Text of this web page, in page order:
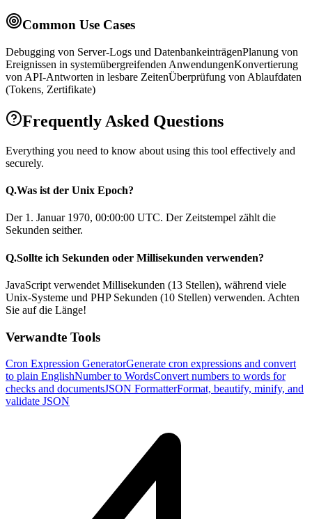
Common Use Cases
Debugging von Server-Logs und DatenbankeinträgenPlanung von
Ereignissen in systemübergreifenden AnwendungenKonvertierung
von API-Antworten in lesbare ZeitenÜberprüfung von Ablaufdaten
(Tokens, Zertifikate)
Frequently Asked Questions
Everything you need to know about using this tool effectively and
securely.
Q.Was ist der Unix Epoch?
Der 1. Januar 1970, 00:00:00 UTC. Der Zeitstempel zählt die
Sekunden seither.
Q.Sollte ich Sekunden oder Millisekunden verwenden?
JavaScript verwendet Millisekunden (13 Stellen), während viele
Unix-Systeme und PHP Sekunden (10 Stellen) verwenden. Achten
Sie auf die Länge!
Verwandte Tools
Cron Expression GeneratorGenerate cron expressions and convert
to plain EnglishNumber to WordsConvert numbers to words for
checks and documentsJSON FormatterFormat, beautify, minify, and
validate JSON